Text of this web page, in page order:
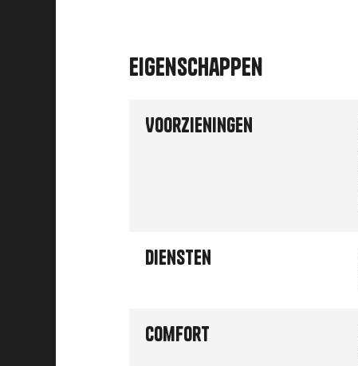
Eigenschappen
Voorzieningen
Diensten
Comfort